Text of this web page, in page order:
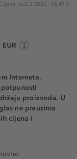
Cijena na 2.5.2025.: 18,49 €
Interneta.
proizvoda. U
ne preuzima
cijena i